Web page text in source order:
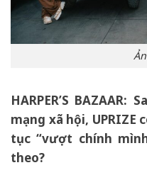
HARPER’S BAZAAR:
mạng xã hội, UPRIZE
tục “vượt chính
theo?